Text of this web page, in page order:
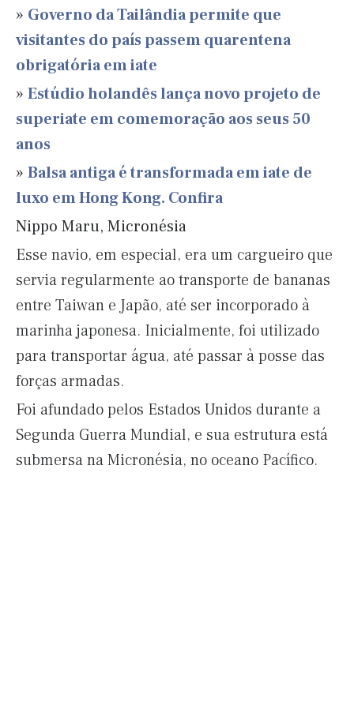
» Governo da Tailândia permite que
visitantes do país passem quarentena
obrigatória em iate
» Estúdio holandês lança novo projeto de
superiate em comemoração aos seus 50
anos
» Balsa antiga é transformada em iate de
luxo em Hong Kong. Confira
Nippo Maru, Micronésia
Esse navio, em especial, era um cargueiro que
servia regularmente ao transporte de bananas
entre Taiwan e Japão, até ser incorporado à
marinha japonesa. Inicialmente, foi utilizado
para transportar água, até passar à posse das
forças armadas.
Foi afundado pelos Estados Unidos durante a
Segunda Guerra Mundial, e sua estrutura está
submersa na Micronésia, no oceano Pacífico.